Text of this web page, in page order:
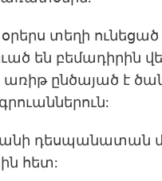
տեղի ունեցած
են բեմադիրին
ընծայած է
դեսպանատան
հետ: